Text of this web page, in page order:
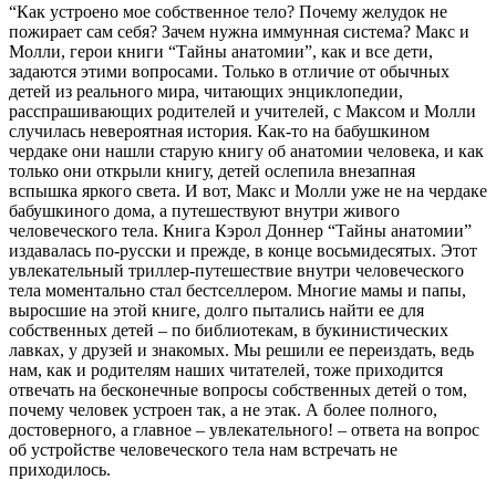
“Как устроено мое собственное тело? Почему желудок не
пожирает сам себя? Зачем нужна иммунная система? Макс и
Молли, герои книги “Тайны анатомии”, как и все дети,
задаются этими вопросами. Только в отличие от обычных
детей из реального мира, читающих энциклопедии,
расспрашивающих родителей и учителей, с Максом и Молли
случилась невероятная история. Как-то на бабушкином
чердаке они нашли старую книгу об анатомии человека, и как
только они открыли книгу, детей ослепила внезапная
вспышка яркого света. И вот, Макс и Молли уже не на чердаке
бабушкиного дома, а путешествуют внутри живого
человеческого тела. Книга Кэрол Доннер “Тайны анатомии”
издавалась по-русски и прежде, в конце восьмидесятых. Этот
увлекательный триллер-путешествие внутри человеческого
тела моментально стал бестселлером. Многие мамы и папы,
выросшие на этой книге, долго пытались найти ее для
собственных детей – по библиотекам, в букинистических
лавках, у друзей и знакомых. Мы решили ее переиздать, ведь
нам, как и родителям наших читателей, тоже приходится
отвечать на бесконечные вопросы собственных детей о том,
почему человек устроен так, а не этак. А более полного,
достоверного, а главное – увлекательного! – ответа на вопрос
об устройстве человеческого тела нам встречать не
приходилось.